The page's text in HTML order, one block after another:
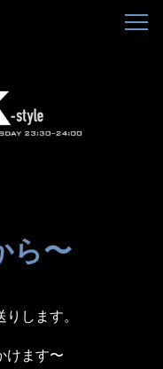
ら〜
します。
けます〜